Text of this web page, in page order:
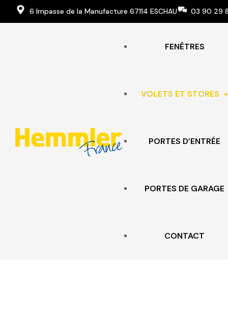
6 Impasse de la Manufacture 67114 ESCHAU 03 90 29
FENÊTRES
VOLETS ET STORES
VOLETS BATTANTS
PORTES D’ENTRÉE
PORTES DE GARAGE
CONTACT